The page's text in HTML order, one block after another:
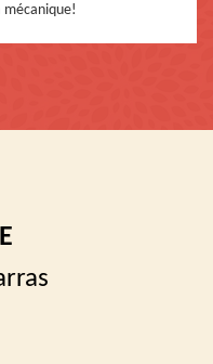
mécanique!